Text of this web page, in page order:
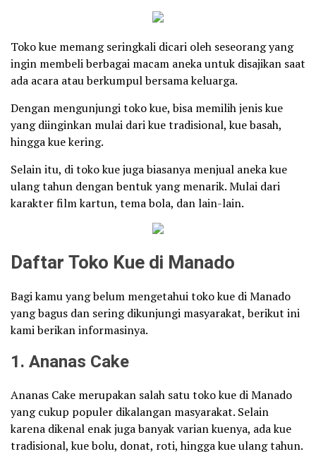
Toko kue memang seringkali dicari oleh seseorang yang
ingin membeli berbagai macam aneka untuk disajikan saat
ada acara atau berkumpul bersama keluarga.
Dengan mengunjungi toko kue, bisa memilih jenis kue
yang diinginkan mulai dari kue tradisional, kue basah,
hingga kue kering.
Selain itu, di toko kue juga biasanya menjual aneka kue
ulang tahun dengan bentuk yang menarik. Mulai dari
karakter film kartun, tema bola, dan lain-lain.
Daftar Toko Kue di Manado
Bagi kamu yang belum mengetahui toko kue di Manado
yang bagus dan sering dikunjungi masyarakat, berikut ini
kami berikan informasinya.
1. Ananas Cake
Ananas Cake merupakan salah satu toko kue di Manado
yang cukup populer dikalangan masyarakat. Selain
karena dikenal enak juga banyak varian kuenya, ada kue
tradisional, kue bolu, donat, roti, hingga kue ulang tahun.